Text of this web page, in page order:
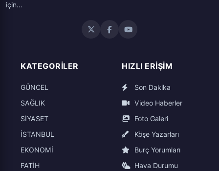
için…
KATEGORILER
GÜNCEL
SAĞLIK
SİYASET
İSTANBUL
EKONOMİ
FATİH
HIZLI ERIŞIM
Son Dakika
Video Haberler
Foto Galeri
Köşe Yazarları
Burç Yorumları
Hava Durumu